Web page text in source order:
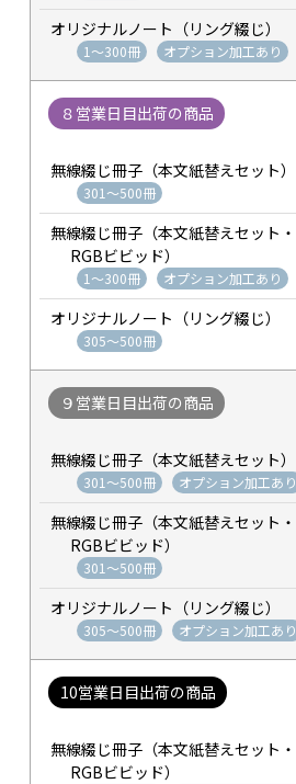
オリジナルノート（リング綴じ）
1～300冊 オプション加工あり
８営業日目出荷の商品
無線綴じ冊子（本文紙替えセット）
301～500冊
無線綴じ冊子（本文紙替えセット・
RGBビビッド）
1～300冊 オプション加工あり
オリジナルノート（リング綴じ）
305～500冊
９営業日目出荷の商品
無線綴じ冊子（本文紙替えセット）
301～500冊 オプション加工あり
無線綴じ冊子（本文紙替えセット・
RGBビビッド）
301～500冊
オリジナルノート（リング綴じ）
305～500冊 オプション加工あり
10営業日目出荷の商品
無線綴じ冊子（本文紙替えセット・
RGBビビッド）